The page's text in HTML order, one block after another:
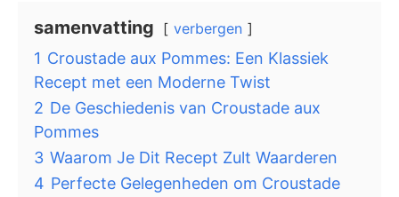
samenvatting verbergen
1 Croustade aux Pommes: Een Klassiek
Recept met een Moderne Twist
2 De Geschiedenis van Croustade aux
Pommes
3 Waarom Je Dit Recept Zult Waarderen
4 Perfecte Gelegenheden om Croustade